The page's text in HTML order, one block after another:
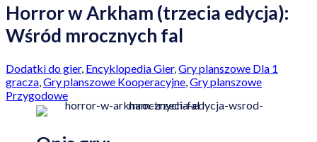
Horror w Arkham (trzecia edycja):
Wśród mrocznych fal
Dodatki do gier, Encyklopedia Gier,Gry planszowe Dla 1
gracza,Gry planszowe Kooperacyjne,Gry planszowe
Przygodowe